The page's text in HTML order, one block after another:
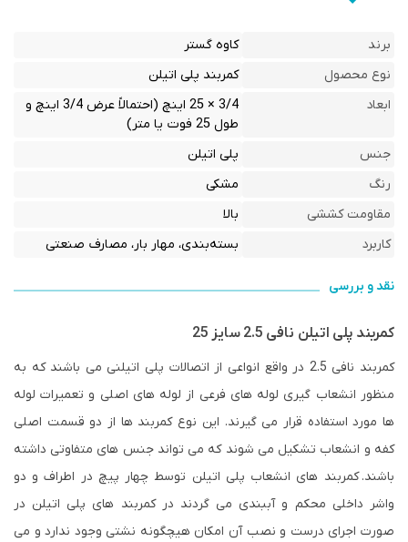
برند
کاوه گستر
نوع محصول
کمربند پلی اتیلن
ابعاد
3/4 × 25 اینچ (احتمالاً عرض 3/4 اینچ و
طول 25 فوت یا متر)
جنس
پلی اتیلن
رنگ
مشکی
مقاومت کششی
بالا
کاربرد
بسته‌بندی، مهار بار، مصارف صنعتی
نقد و بررسی
کمربند پلی اتیلن نافی 2.5 سایز 25
کمربند نافی 2.5 در واقع انواعی از اتصالات پلی اتیلنی می باشند که به
منظور انشعاب گیری لوله های فرعی از لوله های اصلی و تعمیرات لوله
ها مورد استفاده قرار می گیرند. این نوع کمربند ها از دو قسمت اصلی
کفه و انشعاب تشکیل می شوند که می تواند جنس های متفاوتی داشته
باشند. کمربند های انشعاب پلی اتیلن توسط چهار پیچ در اطراف و دو
واشر داخلی محکم و آببندی می گردند در کمربند های پلی اتیلن در
صورت اجرای درست و نصب آن امکان هیچگونه نشتی وجود ندارد و می